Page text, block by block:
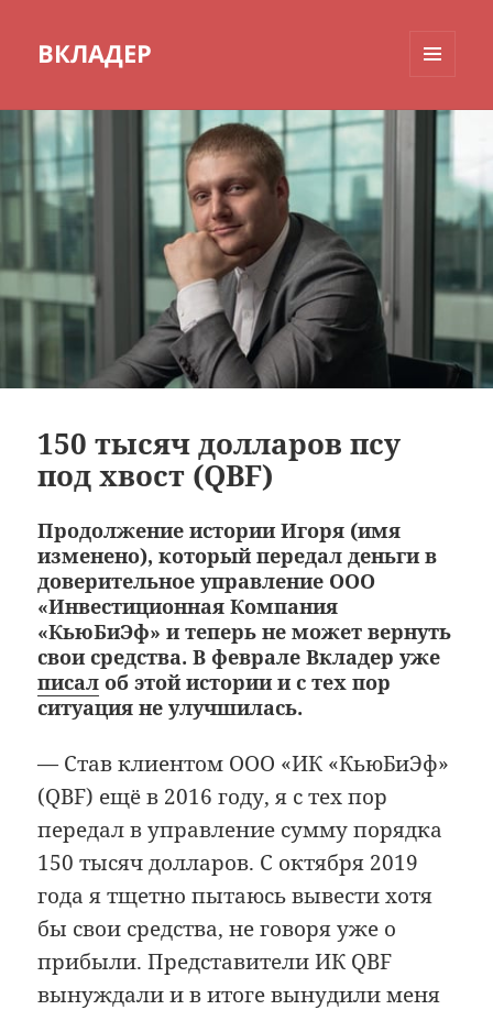
ВКЛАДЕР
150 тысяч долларов псу
под хвост (QBF)
Продолжение истории Игоря (имя
изменено), который передал деньги в
доверительное управление ООО
«Инвестиционная Компания
«КьюБиЭф» и теперь не может вернуть
свои средства. В феврале Вкладер уже
писал об этой истории и с тех пор
ситуация не улучшилась.
— Став клиентом ООО «ИК «КьюБиЭф»
(QBF) ещё в 2016 году, я с тех пор
передал в управление сумму порядка
150 тысяч долларов. С октября 2019
года я тщетно пытаюсь вывести хотя
бы свои средства, не говоря уже о
прибыли. Представители ИК QBF
вынуждали и в итоге вынудили меня